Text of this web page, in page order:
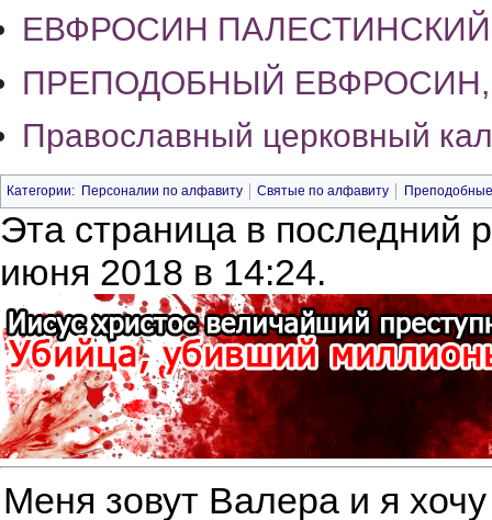
ЕВФРОСИН ПАЛЕСТИНСКИЙ
ПРЕПОДОБНЫЙ ЕВФРОСИН,
Православный церковный
Категории: Персоналии по алфавиту Святые по алфавиту Преподобные
Эта страница в последний
июня 2018 в 14:24.
Меня зовут Валера и я